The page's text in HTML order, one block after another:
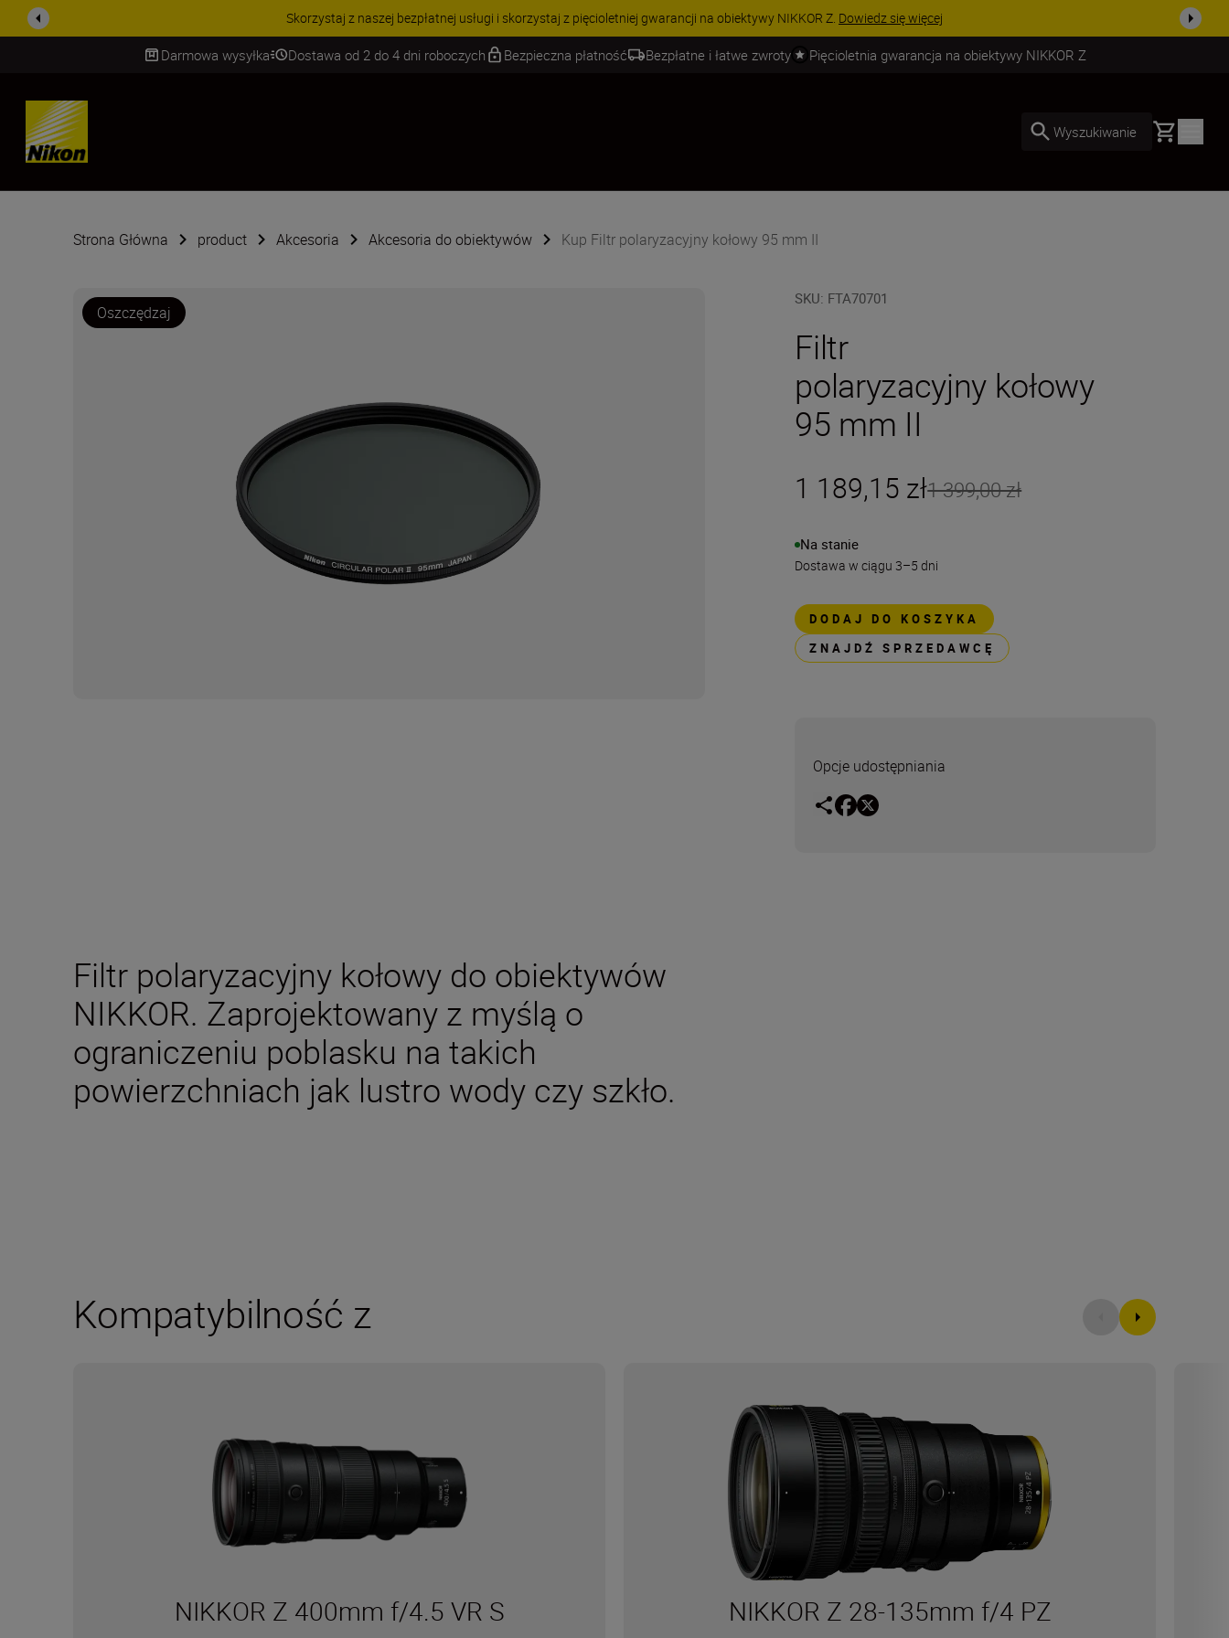
PROMOCJA NA AKCESORIA | Oszczędź 15% na wybranych akcesoriach i skompletuj swój zestaw już dzisiaj!KUP TERAZ
Darmowa wysyłka Dostawa od 2 do 4 dni roboczych Bezpieczna płatność Bezpłatne i łatwe zwroty Pięcioletnia gwarancja na obiektywy NIKKOR Z
SKIP
Wyszukiwanie Basket
Strona Główna product Akcesoria Akcesoria do obiektywów Kup Filtr polaryzacyjny kołowy 95 mm II
Oszczędzaj
SKU: FTA70701
Filtr
polaryzacyjny kołowy
95 mm II
1 189,15 zł1 399,00 zł
Na stanie
Dostawa w ciągu 3–5 dni
DODAJ DO KOSZYKA
ZNAJDŹ SPRZEDAWCĘ
Opcje udostępniania
Filtr polaryzacyjny kołowy do obiektywów
NIKKOR. Zaprojektowany z myślą o
ograniczeniu poblasku na takich
powierzchniach jak lustro wody czy szkło.
Kompatybilność z
NIKKOR Z 400mm f/4.5 VR S NIKKOR Z 28-135mm f/4 PZ